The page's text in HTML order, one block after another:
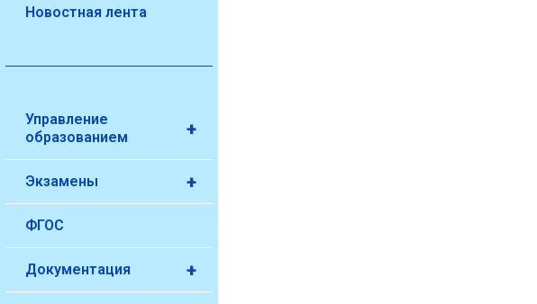
Новостная лента
+
Управление
образованием
+
Экзамены
ФГОС
+
Документация